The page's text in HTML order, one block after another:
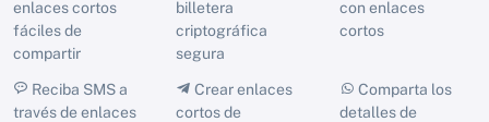
enlaces cortos
fáciles de
compartir
billetera
criptográfica
segura
con enlaces
cortos
Reciba SMS a
través de enlaces
Crear enlaces
cortos de
Comparta los
detalles de